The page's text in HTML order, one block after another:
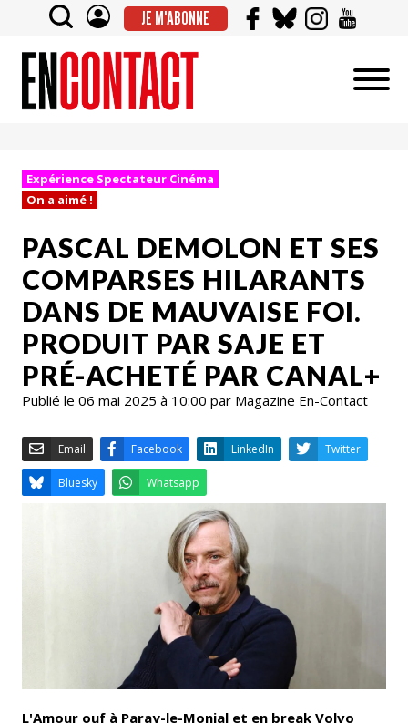
JE M'ABONNE
Expérience Spectateur Cinéma
On a aimé !
PASCAL DEMOLON ET SES
COMPARSES HILARANTS
DANS DE MAUVAISE FOI.
PRODUIT PAR SAJE ET
PRÉ-ACHETÉ PAR CANAL+
Publié le 06 mai 2025 à 10:00 par Magazine En-Contact
Facebook
Whatsapp
L'Amour ouf à Paray-le-Monial et en break Volvo